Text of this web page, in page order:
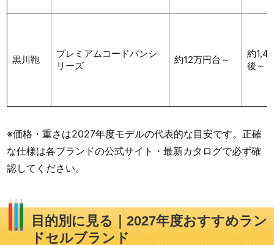
黒川鞄
プレミアムコードバンシ
リーズ
約12万円台～
約
後～
※価格・重さは2027年度モデルの代表的な目安です。正確
な仕様は各ブランドの公式サイト・最新カタログで必ず確
認してください。
目的別に見る｜2027年度おすすめラン
ドセルブランド